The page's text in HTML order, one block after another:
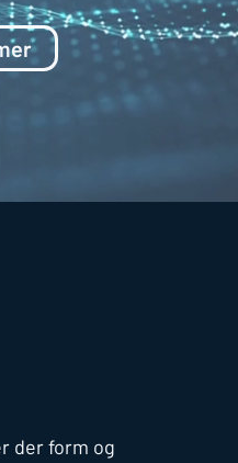
der form og